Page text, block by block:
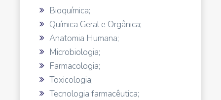
Bioquímica;
Química Geral e Orgânica;
Anatomia Humana;
Microbiologia;
Farmacologia;
Toxicologia;
Tecnologia farmacêutica;